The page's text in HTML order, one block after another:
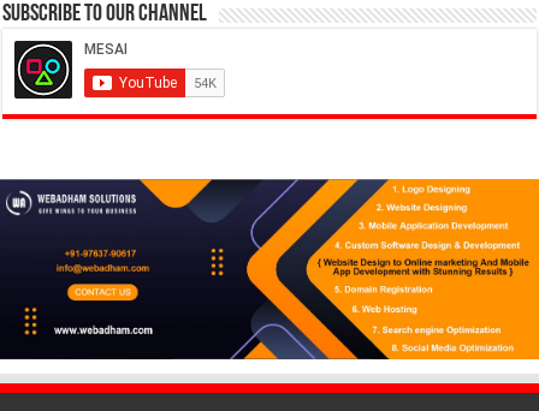
Subscribe to our Channel